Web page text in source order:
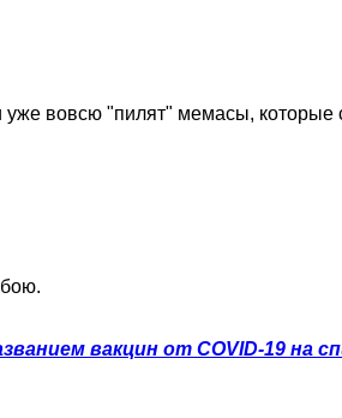
вовсю "пилят" мемасы, которые
вакцин от COVID-19 на